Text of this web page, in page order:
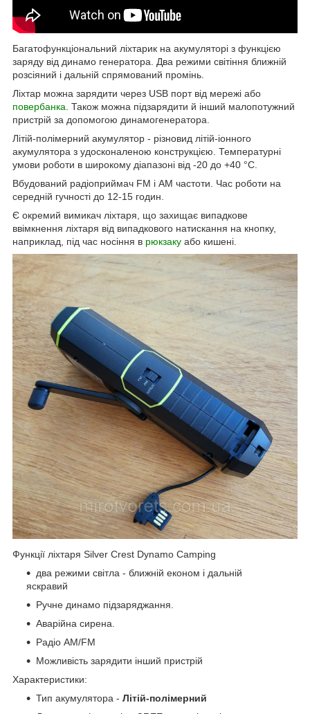
Багатофункціональний ліхтарик на акумуляторі з функцією
заряду від динамо генератора. Два режими світіння ближній
розсіяний і дальній спрямований промінь.
Ліхтар можна зарядити через USB порт від мережі або
повербанка . Також можна підзарядити й інший малопотужний
пристрій за допомогою динамогенератора.
Літій-полімерний акумулятор - різновид літій-іонного
акумулятора з удосконаленою конструкцією. Температурні
умови роботи в широкому діапазоні від -20 до +40 °C.
Вбудований радіоприймач FM і AM частоти. Час роботи на
середній гучності до 12-15 годин.
Є окремий вимикач ліхтаря, що захищає випадкове
ввімкнення ліхтаря від випадкового натискання на кнопку,
наприклад, під час носіння в рюкзаку або кишені.
Функції ліхтаря Silver Crest Dynamo Сamping
два режими світла - ближній економ і дальній
яскравий
Ручне динамо підзаряджання.
Аварійна сирена.
Радіо AM/FM
Можливість зарядити інший пристрій
Характеристики:
Тип акумулятора - Літій-полімерний